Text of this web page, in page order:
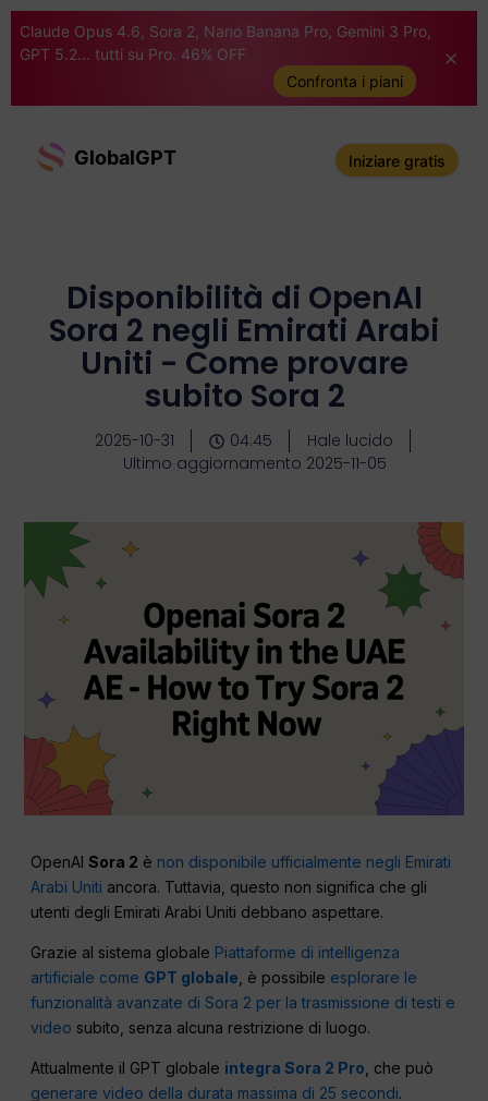
Claude Opus 4.6, Sora 2, Nano Banana Pro, Gemini 3 Pro,
GPT 5.2... tutti su Pro. 46% OFF
Confronta i piani
GlobalGPT Iniziare gratis
Disponibilità di OpenAI
Sora 2 negli Emirati Arabi
Uniti - Come provare
subito Sora 2
2025-10-31 04:45
Hale lucido
Ultimo aggiornamento 2025-11-05
OpenAISora 2 è non disponibile ufficialmente negli Emirati
Arabi Uniti ancora. Tuttavia, questo non significa che gli
utenti degli Emirati Arabi Uniti debbano aspettare.
Grazie al sistema globale Piattaforme di intelligenza
artificiale come GPT globale , è possibile esplorare le
funzionalità avanzate di Sora 2 per la trasmissione di testi e
video subito, senza alcuna restrizione di luogo.
Attualmente il GPT globale integra Sora 2 Pro, che può
generare video della durata massima di 25 secondi.